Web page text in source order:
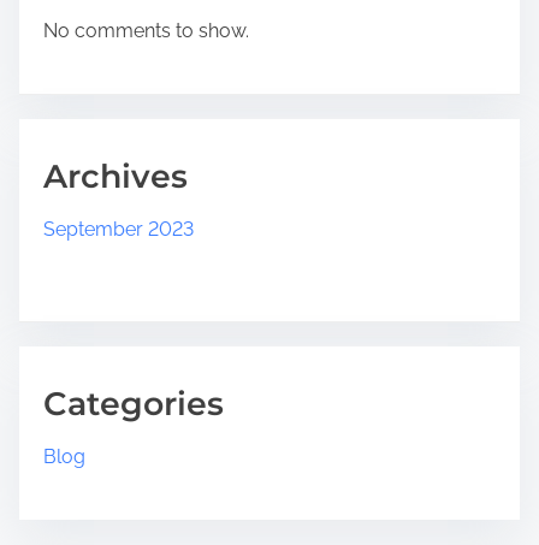
No comments to show.
Archives
September 2023
Categories
Blog